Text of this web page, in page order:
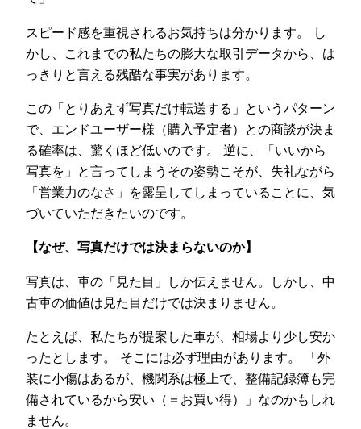
スピード感を重視されるお気持ちは分かります。 し
かし、これまでの私たちの膨大な取引データから、は
っきりと言える残酷な事実があります。
この「とりあえず写真だけ転送する」というパターン
で、エンドユーザー様（購入予定者）との商談が決ま
る確率は、驚くほど低いのです。 逆に、「いいから
写真を」と言ってしまうその姿勢こそが、失礼ながら
「営業力のなさ」を露呈してしまっていることに、気
づいていただきたいのです。
【なぜ、写真だけでは決まらないのか】
写真は、車の「見た目」しか伝えません。しかし、中
古車の価値は見た目だけでは決まりません。
たとえば、私たちが提案した車が、相場より少し安か
ったとします。 そこには必ず理由があります。 「外
装に小傷はあるが、機関系は極上で、整備記録簿も完
備されているから安い（＝お買い得）」なのかもしれ
ません。